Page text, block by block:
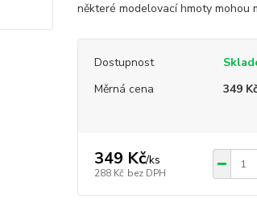
některé modelovací hmoty mohou
Dostupnost
Měrná cena
349
349 Kč/ks
288 Kč bez DPH